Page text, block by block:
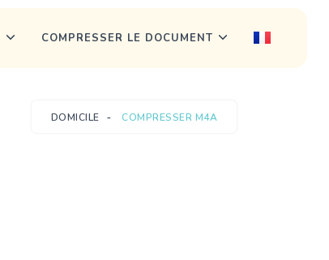
COMPRESSER LE DOCUMENT
DOMICILE COMPRESSER M4A